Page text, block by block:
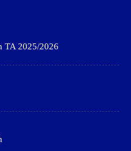
TA 2025/2026